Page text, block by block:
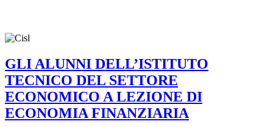
GLI ALUNNI DELL’ISTITUTO
TECNICO DEL SETTORE
ECONOMICO A LEZIONE DI
ECONOMIA FINANZIARIA